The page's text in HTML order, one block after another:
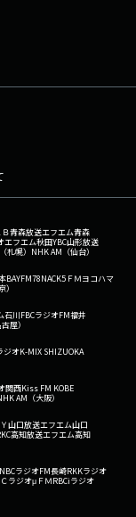
Ｂ青森放送エフエム青森
エフエム秋田YBC山形放送
札幌） NHK AM（仙台）
BAYFM78NACK5 ＦＭヨコハマ
石川FBCラジオFM福井
屋）
ジオK-MIX SHIZUOKA
関西Kiss FM KOBE
AM（大阪）
山口放送エフエム山口
高知放送エフエム高知
NBCラジオFM長崎RKKラジオ
ラジオμＦＭRBCiラジオ